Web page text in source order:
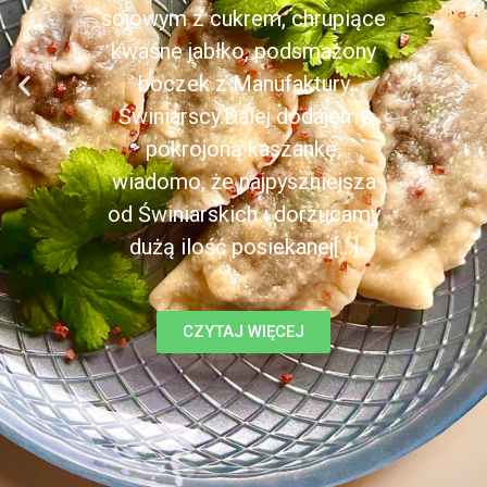
sojowym z cukrem, chrupiące
kwaśne jabłko, podsmażony
boczek z Manufaktury
Świniarscy.Dalej dodajemy
pokrojoną kaszankę,
wiadomo, że najpyszniejsza
od Świniarskich i dorzucamy
dużą ilość posiekanej[...]
CZYTAJ WIĘCEJ